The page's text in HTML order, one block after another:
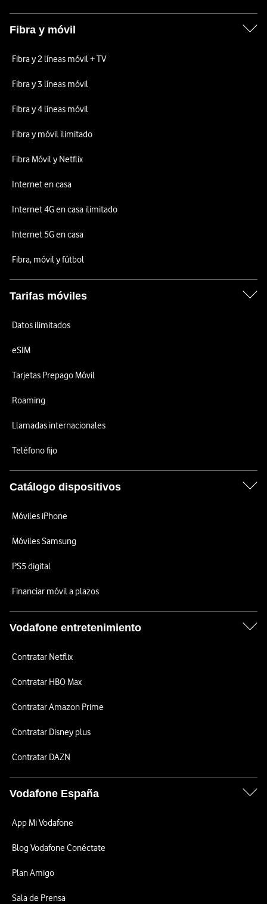
Fibra y móvil
Fibra y 2 líneas móvil + TV
Fibra y 3 líneas móvil
Fibra y 4 líneas móvil
Fibra y móvil ilimitado
Fibra Móvil y Netflix
Internet en casa
Internet 4G en casa ilimitado
Internet 5G en casa
Fibra, móvil y fútbol
Tarifas móviles
Datos ilimitados
eSIM
Tarjetas Prepago Móvil
Roaming
Llamadas internacionales
Teléfono fijo
Catálogo dispositivos
Móviles iPhone
Móviles Samsung
PS5 digital
Financiar móvil a plazos
Vodafone entretenimiento
Contratar Netflix
Contratar HBO Max
Contratar Amazon Prime
Contratar Disney plus
Contratar DAZN
Vodafone España
App Mi Vodafone
Blog Vodafone Conéctate
Plan Amigo
Sala de Prensa